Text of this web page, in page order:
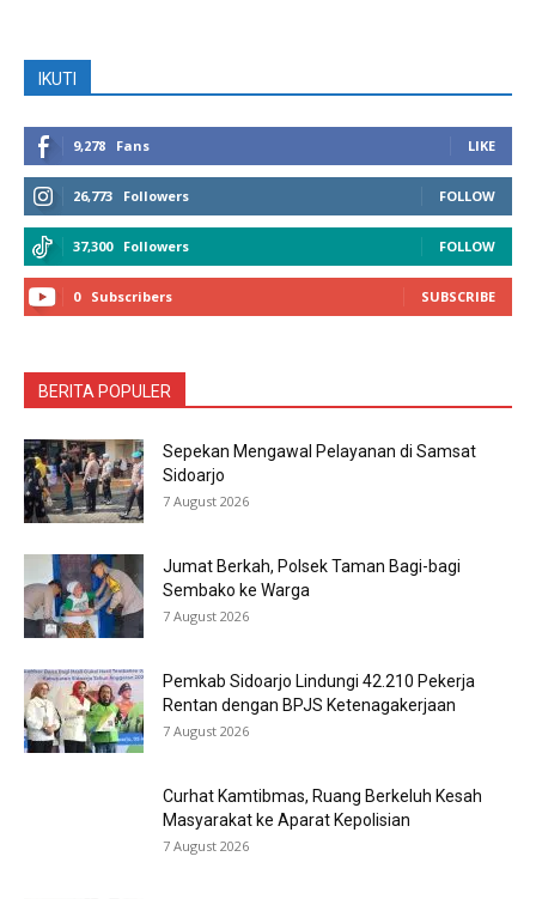
IKUTI
9,278 Fans LIKE
26,773 Followers FOLLOW
37,300 Followers FOLLOW
0 Subscribers SUBSCRIBE
BERITA POPULER
Sepekan Mengawal Pelayanan di Samsat
Sidoarjo
7 August 2026
Jumat Berkah, Polsek Taman Bagi-bagi
Sembako ke Warga
7 August 2026
Pemkab Sidoarjo Lindungi 42.210 Pekerja
Rentan dengan BPJS Ketenagakerjaan
7 August 2026
Curhat Kamtibmas, Ruang Berkeluh Kesah
Masyarakat ke Aparat Kepolisian
7 August 2026